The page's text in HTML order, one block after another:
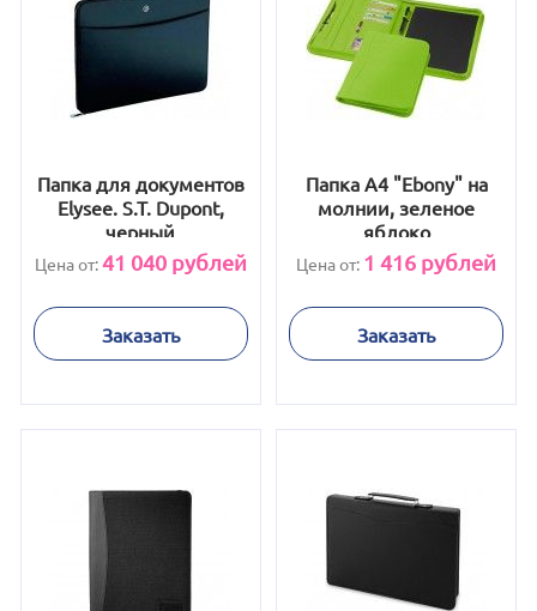
Папка для документов
Elysee. S.T. Dupont,
черный
Цена от:41 040рублей
Заказать
Папка A4 "Ebony" на
молнии, зеленое
яблоко
Цена от: 1 416 рублей
Заказать